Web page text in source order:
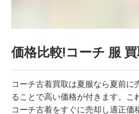
価格比較!コーチ 服
コーチ古着買取は夏服なら夏前に
ることで高い価格が付きます。こ
コーチ古着をすぐに売却し適正価